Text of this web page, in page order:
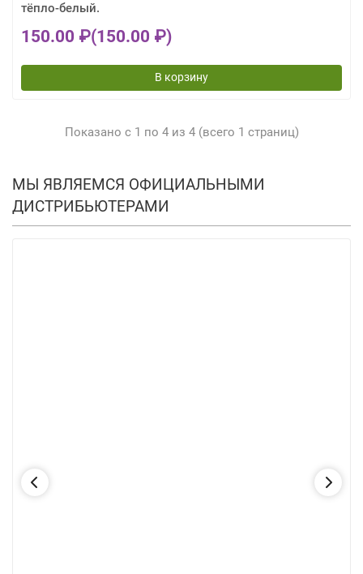
тёпло-белый.
150.00 ₽(150.00 ₽)
В корзину
Показано с 1 по 4 из 4 (всего 1 страниц)
МЫ ЯВЛЯЕМСЯ ОФИЦИАЛЬНЫМИ
ДИСТРИБЬЮТЕРАМИ